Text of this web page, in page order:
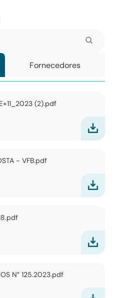
Fornecedores
(2).pdf
- VFB.pdf
N° 125.2023.pdf